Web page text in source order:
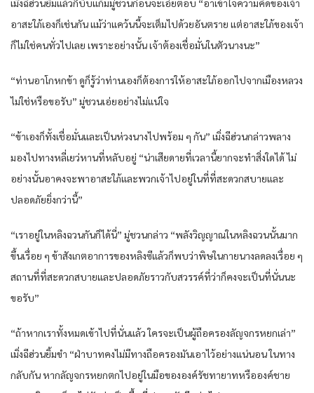
เมิ่งฉีฮ่วนยิ้มแล้วก็บีบแก้มมู่ชวนก่อนจะเอ่ยตอบ “อาเข้าใจความคิดของเจ้า
อาสะใภ้เองก็เช่นกัน แม้ว่าแคว้นนี้จะเต็มไปด้วยอันตราย แต่อาสะใภ้ของเจ้า
ก็ไม่ใช่คนทั่วไปเลย เพราะอย่างนั้น เจ้าต้องเชื่อมั่นในตัวนางนะ”
“ท่านอาโกหกข้า ดูก็รู้ว่าท่านเองก็ต้องการให้อาสะใภ้ออกไปจากเมืองหลวง
ไม่ใช่หรือขอรับ” มู่ชวนเอ่ยอย่างไม่แน่ใจ
“ข้าเองก็ทั้งเชื่อมั่นและเป็นห่วงนางไปพร้อม ๆ กัน” เมิ่งฉีฮ่วนกล่าวพลาง
มองไปทางหลี่เยว่หานที่หลับอยู่ “น่าเสียดายที่เวลานี้ยากจะทำสิ่งใดได้ ไม่
อย่างนั้นอาคงจะพาอาสะใภ้และพวกเจ้าไปอยู่ในที่ที่สะดวกสบายและ
ปลอดภัยยิ่งกว่านี้”
“เราอยู่ในหลิงฉวนกันก็ได้นี่” มู่ชวนกล่าว “พลังวิญญาณในหลิงฉวนนั้นมาก
ขึ้นเรื่อย ๆ ข้าสังเกตอาการของหลิงซีแล้วก็พบว่าพิษในกายนางลดลงเรื่อย ๆ
สถานที่ที่สะดวกสบายและปลอดภัยราวกับสวรรค์ที่ว่าก็คงจะเป็นที่นั่นนะ
ขอรับ”
“ถ้าหากเราทั้งหมดเข้าไปที่นั่นแล้ว ใครจะเป็นผู้ถือครองลัญจกรหยกเล่า”
เมิ่งฉีฮ่วนยิ้มขำ “ฝ่าบาทคงไม่มีทางถือครองมันเอาไว้อย่างแน่นอน ในทาง
กลับกัน หากลัญจกรหยกตกไปอยู่ในมือขององค์รัชทายาทหรือองค์ชาย